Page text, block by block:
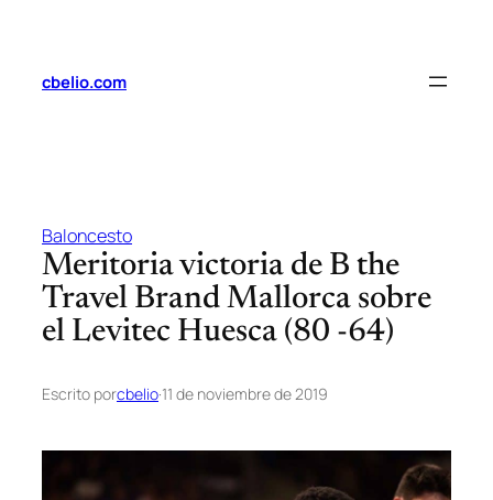
contenido
cbelio.com
Baloncesto
Meritoria victoria de B the
Travel Brand Mallorca sobre
el Levitec Huesca (80 -64)
Escrito porcbelio·11 de noviembre de 2019